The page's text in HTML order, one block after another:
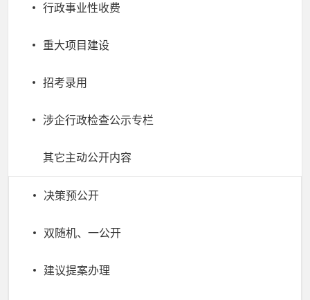
行政事业性收费
重大项目建设
招考录用
涉企行政检查公示专栏
其它主动公开内容
决策预公开
双随机、一公开
建议提案办理